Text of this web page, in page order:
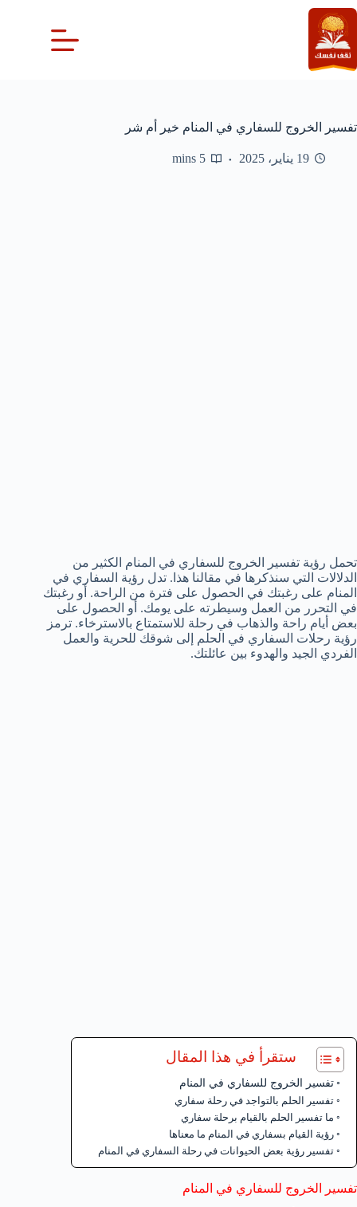
التجاوز
إلى
المحتوى
تفسير الخروج للسفاري في المنام خير أم شر
19 يناير، 2025 5 mins
تحمل رؤية تفسير الخروج للسفاري في المنام الكثير من
الدلالات التي سنذكرها في مقالنا هذا. تدل رؤية السفاري في
المنام على رغبتك في الحصول على فترة من الراحة. أو رغبتك
في التحرر من العمل وسيطرته على يومك. أو الحصول على
بعض أيام راحة والذهاب في رحلة للاستمتاع بالاسترخاء. ترمز
رؤية رحلات السفاري في الحلم إلى شوقك للحرية والعمل
الفردي الجيد والهدوء بين عائلتك.
ستقرأ في هذا المقال
تفسير الخروج للسفاري في المنام
تفسير الحلم بالتواجد في رحلة سفاري
ما تفسير الحلم بالقيام برحلة سفاري
رؤية القيام بسفاري في المنام ما معناها
تفسير رؤية بعض الحيوانات في رحلة السفاري في المنام
تفسير الخروج للسفاري في المنام